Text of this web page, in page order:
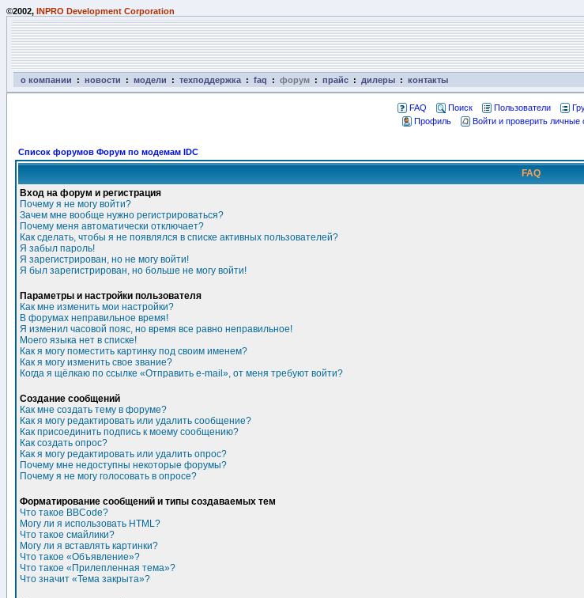
©2002, INPRO Development Corporation
о компании : новости : модели : техподдержка : faq : форум : прайс : дилеры : контакты
FAQ Поиск Пользователи
Профиль
Войти и проверить личные
Список форумов Форум по модемам IDC
FAQ
Вход на форум и регистрация
Почему я не могу войти?
Зачем мне вообще нужно регистрироваться?
Почему меня автоматически отключает?
Как сделать, чтобы я не появлялся в списке активных пользователей?
Я забыл пароль!
Я зарегистрирован, но не могу войти!
Я был зарегистрирован, но больше не могу войти!
Параметры и настройки пользователя
Как мне изменить мои настройки?
В форумах неправильное время!
Я изменил часовой пояс, но время все равно неправильное!
Моего языка нет в списке!
Как я могу поместить картинку под своим именем?
Как я могу изменить свое звание?
Когда я щёлкаю по ссылке «Отправить e-mail», от меня требуют войти?
Создание сообщений
Как мне создать тему в форуме?
Как я могу редактировать или удалить сообщение?
Как присоединить подпись к моему сообщению?
Как создать опрос?
Как я могу редактировать или удалить опрос?
Почему мне недоступны некоторые форумы?
Почему я не могу голосовать в опросе?
Форматирование сообщений и типы создаваемых тем
Что такое BBCode?
Могу ли я использовать HTML?
Что такое смайлики?
Могу ли я вставлять картинки?
Что такое «Объявление»?
Что такое «Прилепленная тема»?
Что значит «Тема закрыта»?